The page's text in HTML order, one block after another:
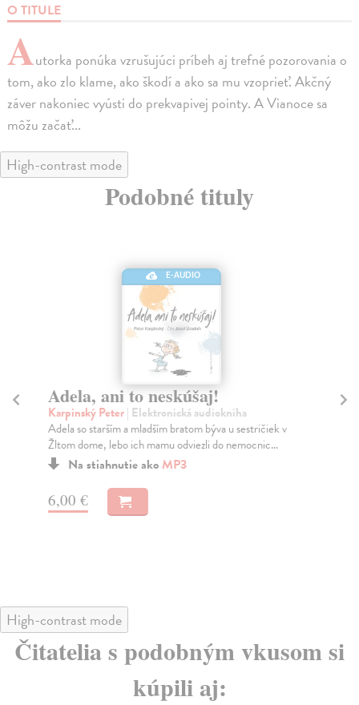
O TITULE
Autorka ponúka vzrušujúci príbeh aj trefné pozorovania o
tom, ako zlo klame, ako škodí a ako sa mu vzoprieť. Akčný
záver nakoniec vyústi do prekvapivej pointy. A Vianoce sa
môžu začať...
High-contrast mode
Podobné tituly
E-AUDIO
Adela, ani to neskúšaj!
Karpinský Peter| Elektronická audiokniha
Adela so starším a mladším bratom býva u sestričiek v
Žltom dome, lebo ich mamu odviezli do nemocnic...
Na stiahnutie ako MP3
6,00 €
High-contrast mode
Čitatelia s podobným vkusom si
kúpili aj: